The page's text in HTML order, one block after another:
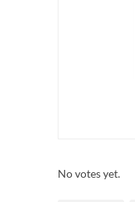
No votes yet.